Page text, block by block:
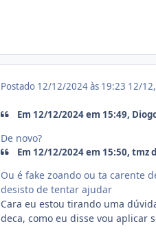
Postado 12/12/2024 às 19:23 12/
Em 12/12/2024 em 15:49,
De novo?
Em 12/12/2024 em 15:50, tmz
Ou é fake zoando ou ta carente
desisto de tentar ajudar
Cara eu estou tirando uma
deca, como eu disse vou aplicar